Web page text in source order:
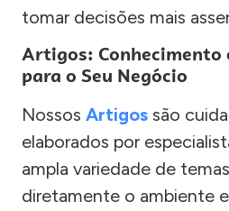
tomar decisões mais
Artigos: Conhecimento
para o Seu Negócio
Nossos Artigos são
elaborados por
ampla variedade de
diretamente o ambiente